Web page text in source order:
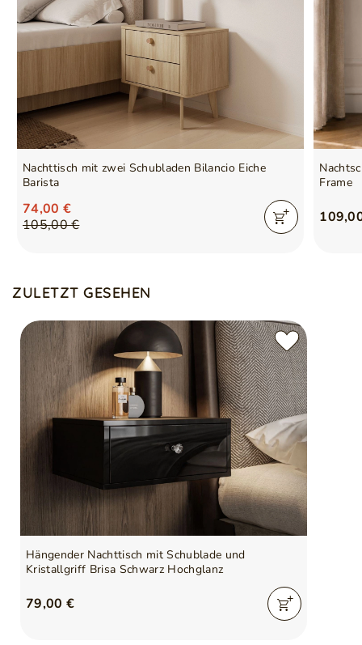
Nachttisch mit zwei Schubladen Bilancio Eiche
Barista
105,00 €
74,00 €
Frame
ZULETZT GESEHEN
Hängender Nachttisch mit Schublade und
Kristallgriff Brisa Schwarz Hochglanz
79,00 €